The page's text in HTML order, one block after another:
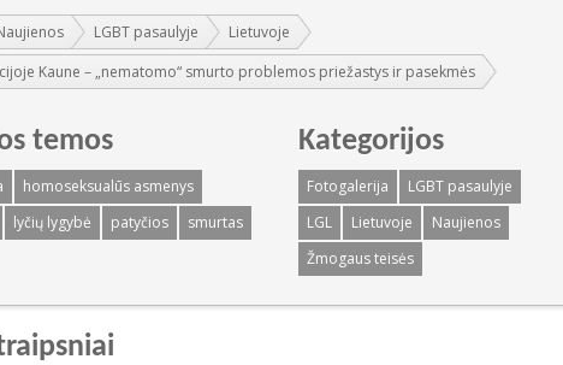
LGBT pasaulyje
Lietuvoje
Kaune – „nematomo“ smurto problemos priežastys ir pasekmės
temos
homoseksualūs asmenys
lyčių lygybė patyčios
smurtas
Kategorijos
Fotogalerija
LGBT pasaulyje
LGL
Lietuvoje
Naujienos
Žmogaus teisės